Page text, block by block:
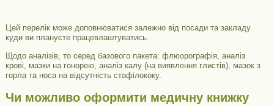
Цей перелік може доповнюватися залежно від посади та закладу
куди ви плануєте працевлаштуватись.
Щодо аналізів, то серед базового пакета: флюорографія, аналіз
крові, мазки на гонорею, аналіз калу (на виявлення глистів), мазок з
горла та носа на відсутність стафілококу.
Чи можливо оформити медичну книжку